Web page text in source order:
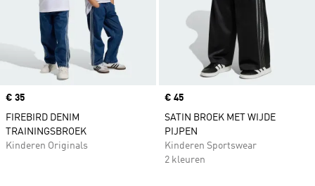
Price
€ 35
FIREBIRD DENIM
TRAININGSBROEK
Kinderen Originals
Price
€ 45
SATIN BROEK MET WIJDE
PIJPEN
Kinderen Sportswear
2 kleuren